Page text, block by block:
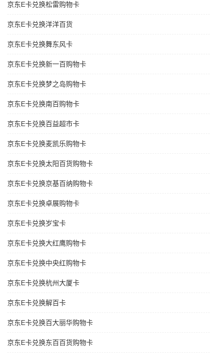
京东E卡兑换松雷购物卡
京东E卡兑换洋洋百货
京东E卡兑换舞东风卡
京东E卡兑换新一百购物卡
京东E卡兑换梦之岛购物卡
京东E卡兑换南百购物卡
京东E卡兑换百益超市卡
京东E卡兑换麦凯乐购物卡
京东E卡兑换太阳百货购物卡
京东E卡兑换京基百纳购物卡
京东E卡兑换卓展购物卡
京东E卡兑换岁宝卡
京东E卡兑换大红鹰购物卡
京东E卡兑换中央红购物卡
京东E卡兑换杭州大厦卡
京东E卡兑换解百卡
京东E卡兑换百大丽华购物卡
京东E卡兑换东百百货购物卡